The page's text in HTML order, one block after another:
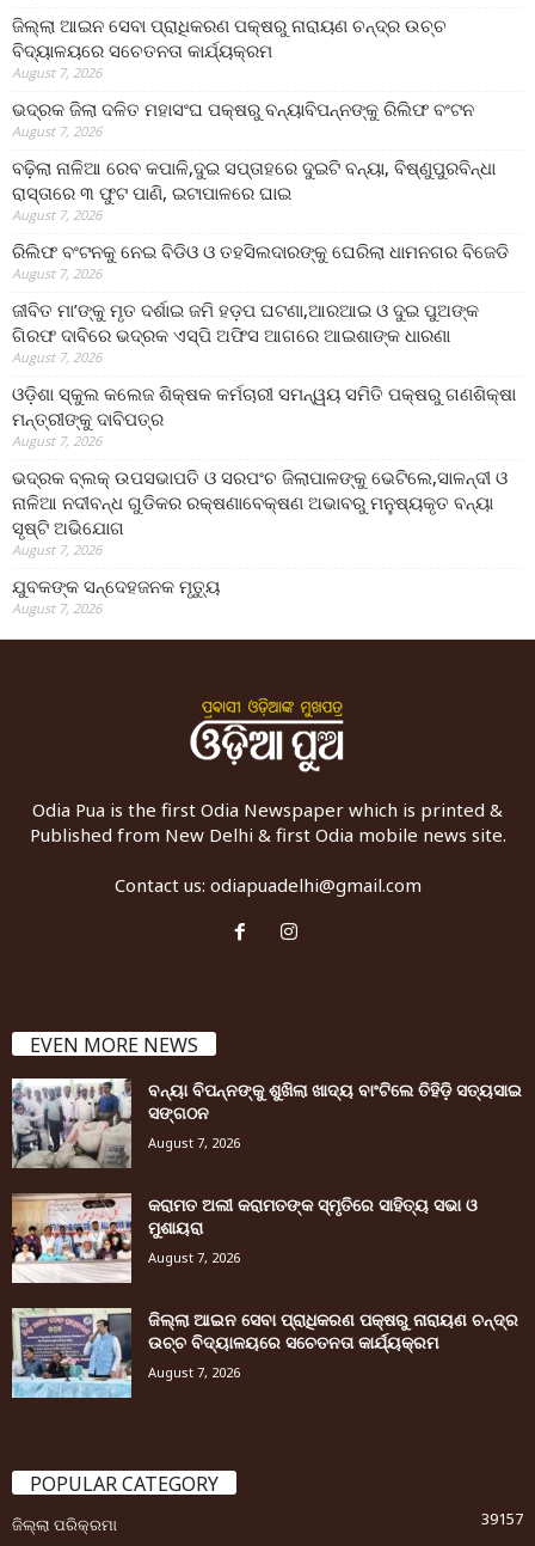
ଜିଲ୍ଲା ଆଇନ ସେବା ପ୍ରାଧିକରଣ ପକ୍ଷରୁ ନାରାୟଣ ଚନ୍ଦ୍ର ଉଚ୍ଚ
ବିଦ୍ୟାଳୟରେ ସଚେତନତା କାର୍ଯ୍ୟକ୍ରମ
August 7, 2026
ଭଦ୍ରକ ଜିଲା ଦଳିତ ମହାସଂଘ ପକ୍ଷରୁ ବନ୍ୟାବିପନ୍ନଙ୍କୁ ରିଲିଫ ବଂଟନ
August 7, 2026
ବଢ଼ିଲା ନାଳିଆ ରେବ କପାଳି,ଦୁଇ ସପ୍ତାହରେ ଦୁଇଟି ବନ୍ୟା, ବିଷ୍ଣୁପୁରବିନ୍ଧା
ରାସ୍ତାରେ ୩ ଫୁଟ ପାଣି, ଇଟାପାଳରେ ଘାଇ
August 7, 2026
ରିଲିଫ ବଂଟନକୁ ନେଇ ବିଡିଓ ଓ ତହସିଲଦାରଙ୍କୁ ଘେରିଲା ଧାମନଗର ବିଜେଡି
August 7, 2026
ଜୀବିତ ମା’ଙ୍କୁ ମୃତ ଦର୍ଶାଇ ଜମି ହଡ଼ପ ଘଟଣା,ଆରଆଇ ଓ ଦୁଇ ପୁଅଙ୍କ
ଗିରଫ ଦାବିରେ ଭଦ୍ରକ ଏସ୍‌ପି ଅଫିସ ଆଗରେ ଆଇଶାଙ୍କ ଧାରଣା
August 7, 2026
ଓଡ଼ିଶା ସ୍କୁଲ କଲେଜ ଶିକ୍ଷକ କର୍ମଚାରୀ ସମନ୍ୱୟ ସମିତି ପକ୍ଷରୁ ଗଣଶିକ୍ଷା
ମନ୍ତ୍ରୀଙ୍କୁ ଦାବିପତ୍ର
August 7, 2026
ଭଦ୍ରକ ବ୍ଲକ୍ ଉପସଭାପତି ଓ ସରପଂଚ ଜିଲାପାଳଙ୍କୁ ଭେଟିଲେ,ସାଳନ୍ଦୀ ଓ
ନାଳିଆ ନଦୀବନ୍ଧ ଗୁଡିକର ରକ୍ଷଣାବେକ୍ଷଣ ଅଭାବରୁ ମନୁଷ୍ୟକୃତ ବନ୍ୟା
ସୃଷ୍ଟି ଅଭିଯୋଗ
August 7, 2026
ଯୁବକଙ୍କ ସନ୍ଦେହଜନକ ମୃତ୍ୟୁ
August 7, 2026
Odia Pua is the first Odia Newspaper which is printed &
Published from New Delhi & first Odia mobile news site.
Contact us: odiapuadelhi@gmail.com
EVEN MORE NEWS
ବନ୍ୟା ବିପନ୍ନଙ୍କୁ ଶୁଖିଲା ଖାଦ୍ୟ ବାଂଟିଲେ ତିହିଡି଼ ସତ୍ୟସାଇ
ସଙ୍ଗଠନ
August 7, 2026
କରାମତ ଅଲୀ କରାମତଙ୍କ ସ୍ମୃତିରେ ସାହିତ୍ୟ ସଭା ଓ
ମୁଶାୟରା
August 7, 2026
ଜିଲ୍ଲା ଆଇନ ସେବା ପ୍ରାଧିକରଣ ପକ୍ଷରୁ ନାରାୟଣ ଚନ୍ଦ୍ର
ଉଚ୍ଚ ବିଦ୍ୟାଳୟରେ ସଚେତନତା କାର୍ଯ୍ୟକ୍ରମ
August 7, 2026
POPULAR CATEGORY
ଜିଲ୍ଲା ପରିକ୍ରମା
39157